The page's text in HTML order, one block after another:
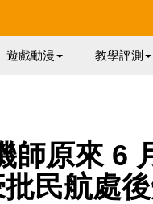
遊戲動漫 教學評測
師原來 6
民航處